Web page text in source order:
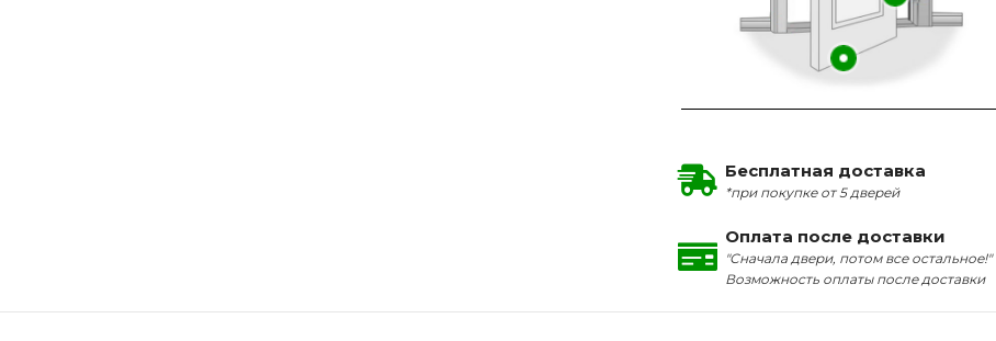
Бесплатная доставка
*при покупке от 5 дверей
Оплата после доставки
"Сначала двери, потом все остальное!"
Возможность оплаты после доставки